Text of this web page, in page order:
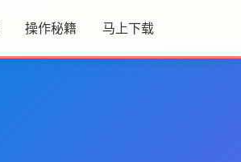
操作秘籍 马上下载